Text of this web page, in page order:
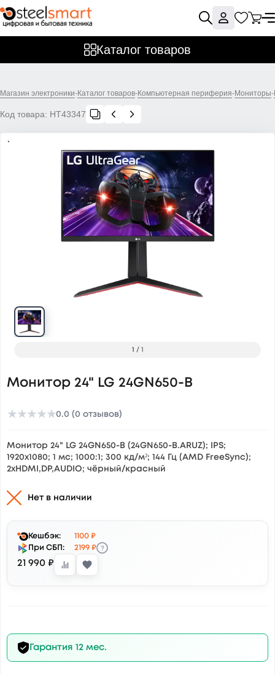
Каталог товаров
Магазин электроники-Каталог товаров-Компьютерная периферия-Мониторы-
Код товара: НТ43347
1 / 1
Монитор 24" LG 24GN650-B
★★★★★0.0 (0 отзывов)
Монитор 24" LG 24GN650-B (24GN650-B.ARUZ); IPS;
1920x1080; 1 мс; 1000:1; 300 кд/м²; 144 Гц (AMD FreeSync);
2xHDMI,DP,AUDIO; чёрный/красный
Нет в наличии
Кешбэк:
1100 ₽
При СБП:
2199 ₽ ?
21 990 ₽
Гарантия 12 мес.